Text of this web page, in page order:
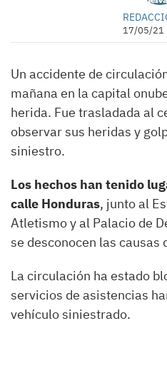
17/05/21
Un accidente de
mañana en la capital
herida. Fue trasladada al
observar sus heridas y
siniestro.
Los hechos han tenido
calle Honduras, junto al
Atletismo y al Palacio de
se desconocen las causas
La circulación ha estado
servicios de asistencias
vehículo siniestrado.